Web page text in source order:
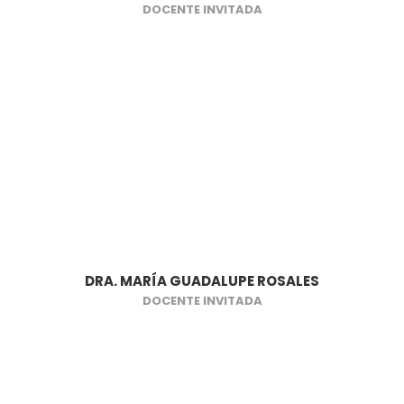
DOCENTE INVITADA
DRA. MARÍA GUADALUPE ROSALES
DOCENTE INVITADA